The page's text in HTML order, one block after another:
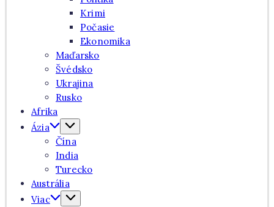
Krimi
Počasie
Ekonomika
Maďarsko
Švédsko
Ukrajina
Rusko
Afrika
Ázia
Čína
India
Turecko
Austrália
Viac